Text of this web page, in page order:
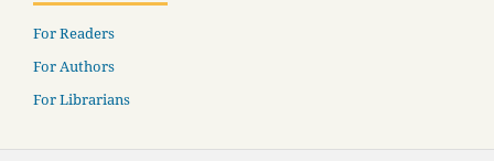
For Readers
For Authors
For Librarians